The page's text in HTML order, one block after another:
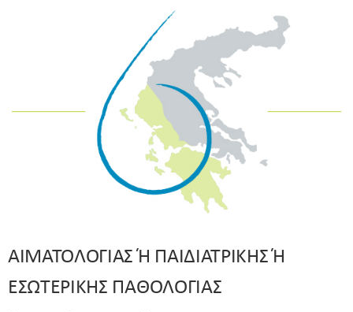
ΑΙΜΑΤΟΛΟΓΙΑΣ Ή ΠΑΙΔΙΑΤΡΙΚΗΣ Ή
ΕΣΩΤΕΡΙΚΗΣ ΠΑΘΟΛΟΓΙΑΣ